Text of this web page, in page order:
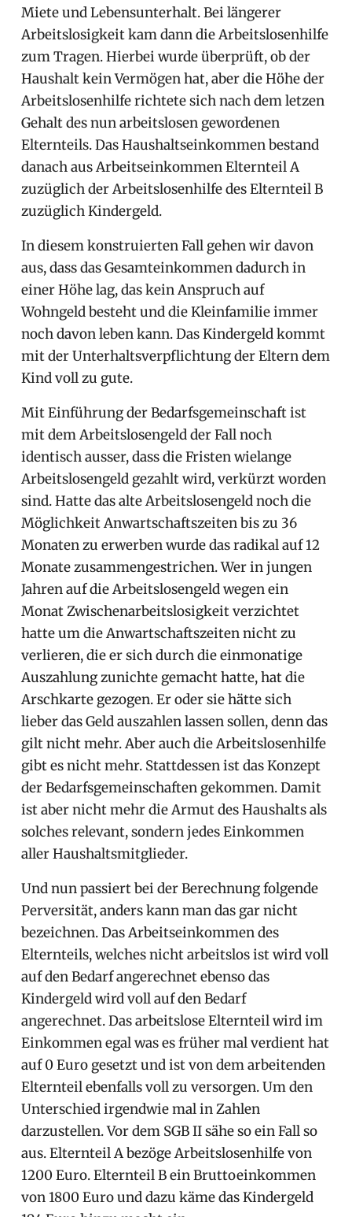
Miete und Lebensunterhalt. Bei längerer
Arbeitslosigkeit kam dann die Arbeitslosenhilfe
zum Tragen. Hierbei wurde überprüft, ob der
Haushalt kein Vermögen hat, aber die Höhe der
Arbeitslosenhilfe richtete sich nach dem letzen
Gehalt des nun arbeitslosen gewordenen
Elternteils. Das Haushaltseinkommen bestand
danach aus Arbeitseinkommen Elternteil A
zuzüglich der Arbeitslosenhilfe des Elternteil B
zuzüglich Kindergeld.
In diesem konstruierten Fall gehen wir davon
aus, dass das Gesamteinkommen dadurch in
einer Höhe lag, das kein Anspruch auf
Wohngeld besteht und die Kleinfamilie immer
noch davon leben kann. Das Kindergeld kommt
mit der Unterhaltsverpflichtung der Eltern dem
Kind voll zu gute.
Mit Einführung der Bedarfsgemeinschaft ist
mit dem Arbeitslosengeld der Fall noch
identisch ausser, dass die Fristen wielange
Arbeitslosengeld gezahlt wird, verkürzt worden
sind. Hatte das alte Arbeitslosengeld noch die
Möglichkeit Anwartschaftszeiten bis zu 36
Monaten zu erwerben wurde das radikal auf 12
Monate zusammengestrichen. Wer in jungen
Jahren auf die Arbeitslosengeld wegen ein
Monat Zwischenarbeitslosigkeit verzichtet
hatte um die Anwartschaftszeiten nicht zu
verlieren, die er sich durch die einmonatige
Auszahlung zunichte gemacht hatte, hat die
Arschkarte gezogen. Er oder sie hätte sich
lieber das Geld auszahlen lassen sollen, denn das
gilt nicht mehr. Aber auch die Arbeitslosenhilfe
gibt es nicht mehr. Stattdessen ist das Konzept
der Bedarfsgemeinschaften gekommen. Damit
ist aber nicht mehr die Armut des Haushalts als
solches relevant, sondern jedes Einkommen
aller Haushaltsmitglieder.
Und nun passiert bei der Berechnung folgende
Perversität, anders kann man das gar nicht
bezeichnen. Das Arbeitseinkommen des
Elternteils, welches nicht arbeitslos ist wird voll
auf den Bedarf angerechnet ebenso das
Kindergeld wird voll auf den Bedarf
angerechnet. Das arbeitslose Elternteil wird im
Einkommen egal was es früher mal verdient hat
auf 0 Euro gesetzt und ist von dem arbeitenden
Elternteil ebenfalls voll zu versorgen. Um den
Unterschied irgendwie mal in Zahlen
darzustellen. Vor dem SGB II sähe so ein Fall so
aus. Elternteil A bezöge Arbeitslosenhilfe von
1200 Euro. Elternteil B ein Bruttoeinkommen
von 1800 Euro und dazu käme das Kindergeld